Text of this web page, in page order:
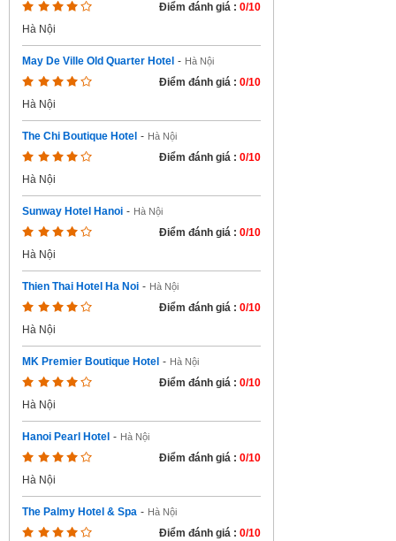
Điểm đánh giá : 0/10
Hà Nội
May De Ville Old Quarter Hotel - Hà Nội
Điểm đánh giá : 0/10
Hà Nội
The Chi Boutique Hotel - Hà Nội
Điểm đánh giá : 0/10
Hà Nội
Sunway Hotel Hanoi - Hà Nội
Điểm đánh giá : 0/10
Hà Nội
Thien Thai Hotel Ha Noi - Hà Nội
Điểm đánh giá : 0/10
Hà Nội
MK Premier Boutique Hotel - Hà Nội
Điểm đánh giá : 0/10
Hà Nội
Hanoi Pearl Hotel - Hà Nội
Điểm đánh giá : 0/10
Hà Nội
The Palmy Hotel & Spa - Hà Nội
Điểm đánh giá : 0/10